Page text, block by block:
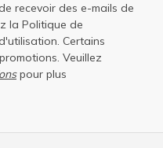
recevoir des e-mails de
la Politique de
. Certains
Veuillez
pour plus